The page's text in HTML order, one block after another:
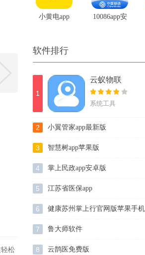
松
小黄电app 10086app安
软件排行
1
云蚁物联
系统工具
2 小翼管家app最新版
3 智慧树app苹果版
4 掌上民政app安卓版
5 江苏省医保app
6 健康苏州掌上行官网版苹果手
7 鲁大师软件
8 云鹊医免费版